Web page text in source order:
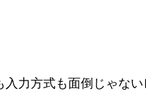
力方式も面倒じゃない